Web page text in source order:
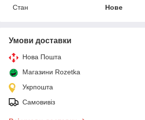
Стан
Нове
Умови доставки
Нова Пошта
Магазини Rozetka
Укрпошта
Самовивіз